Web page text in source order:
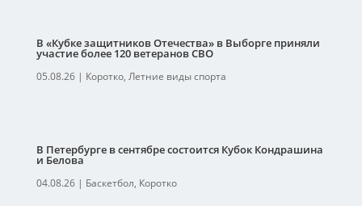
В «Кубке защитников Отечества» в Выборге приняли
участие более 120 ветеранов СВО
05.08.26| Коротко, Летние виды спорта
В Петербурге в сентябре состоится Кубок Кондрашина
и Белова
04.08.26| Баскетбол, Коротко